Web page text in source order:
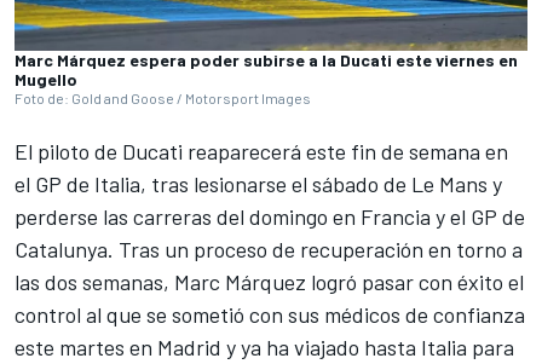
Marc Márquez espera poder subirse a la Ducati este viernes en
Mugello
Foto de: Gold and Goose / Motorsport Images
El piloto de Ducati reaparecerá este fin de semana en
el GP de Italia, tras lesionarse el sábado de Le Mans y
perderse las carreras del domingo en Francia y el GP de
Catalunya. Tras un proceso de recuperación en torno a
las dos semanas, Marc Márquez logró pasar con éxito el
control al que se sometió con sus médicos de confianza
este martes en Madrid y ya ha viajado hasta Italia para